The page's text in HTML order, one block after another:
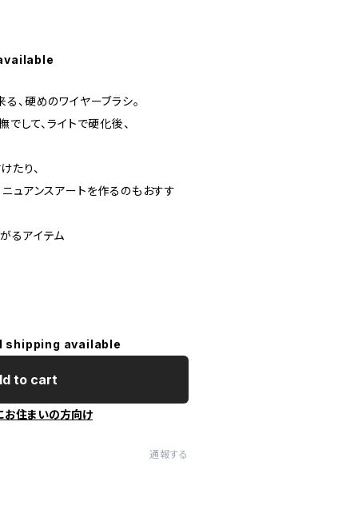
、硬めのワイヤーブラシ。
でして、ライトで硬化後、
たり、
ュアンスアートを作るのもおすす
るアイテム
shipping available
to cart
お住まいの方向け
通報する